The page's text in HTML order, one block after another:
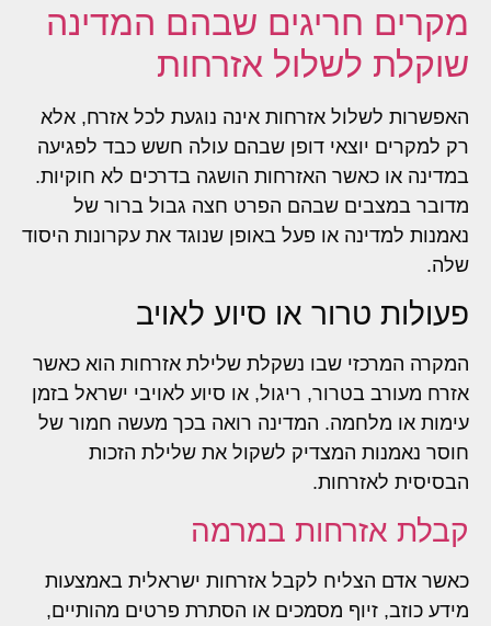
מקרים חריגים שבהם המדינה
שוקלת לשלול אזרחות
האפשרות לשלול אזרחות אינה נוגעת לכל אזרח, אלא
רק למקרים יוצאי דופן שבהם עולה חשש כבד לפגיעה
במדינה או כאשר האזרחות הושגה בדרכים לא חוקיות.
מדובר במצבים שבהם הפרט חצה גבול ברור של
נאמנות למדינה או פעל באופן שנוגד את עקרונות היסוד
שלה.
פעולות טרור או סיוע לאויב
המקרה המרכזי שבו נשקלת שלילת אזרחות הוא כאשר
אזרח מעורב בטרור, ריגול, או סיוע לאויבי ישראל בזמן
עימות או מלחמה. המדינה רואה בכך מעשה חמור של
חוסר נאמנות המצדיק לשקול את שלילת הזכות
הבסיסית לאזרחות.
קבלת אזרחות במרמה
כאשר אדם הצליח לקבל אזרחות ישראלית באמצעות
מידע כוזב, זיוף מסמכים או הסתרת פרטים מהותיים,